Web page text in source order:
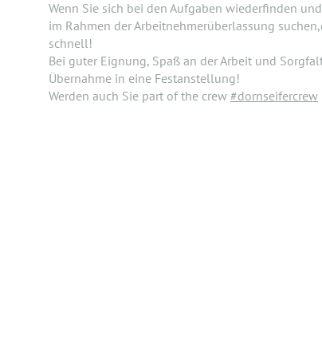
Wenn Sie sich bei den Aufgaben wiederfinden
im Rahmen der Arbeitnehmerüberlassung
schnell!
Bei guter Eignung, Spaß an der Arbeit und
Übernahme in eine Festanstellung!
Werden auch Sie part of the crew #dornseifercrew